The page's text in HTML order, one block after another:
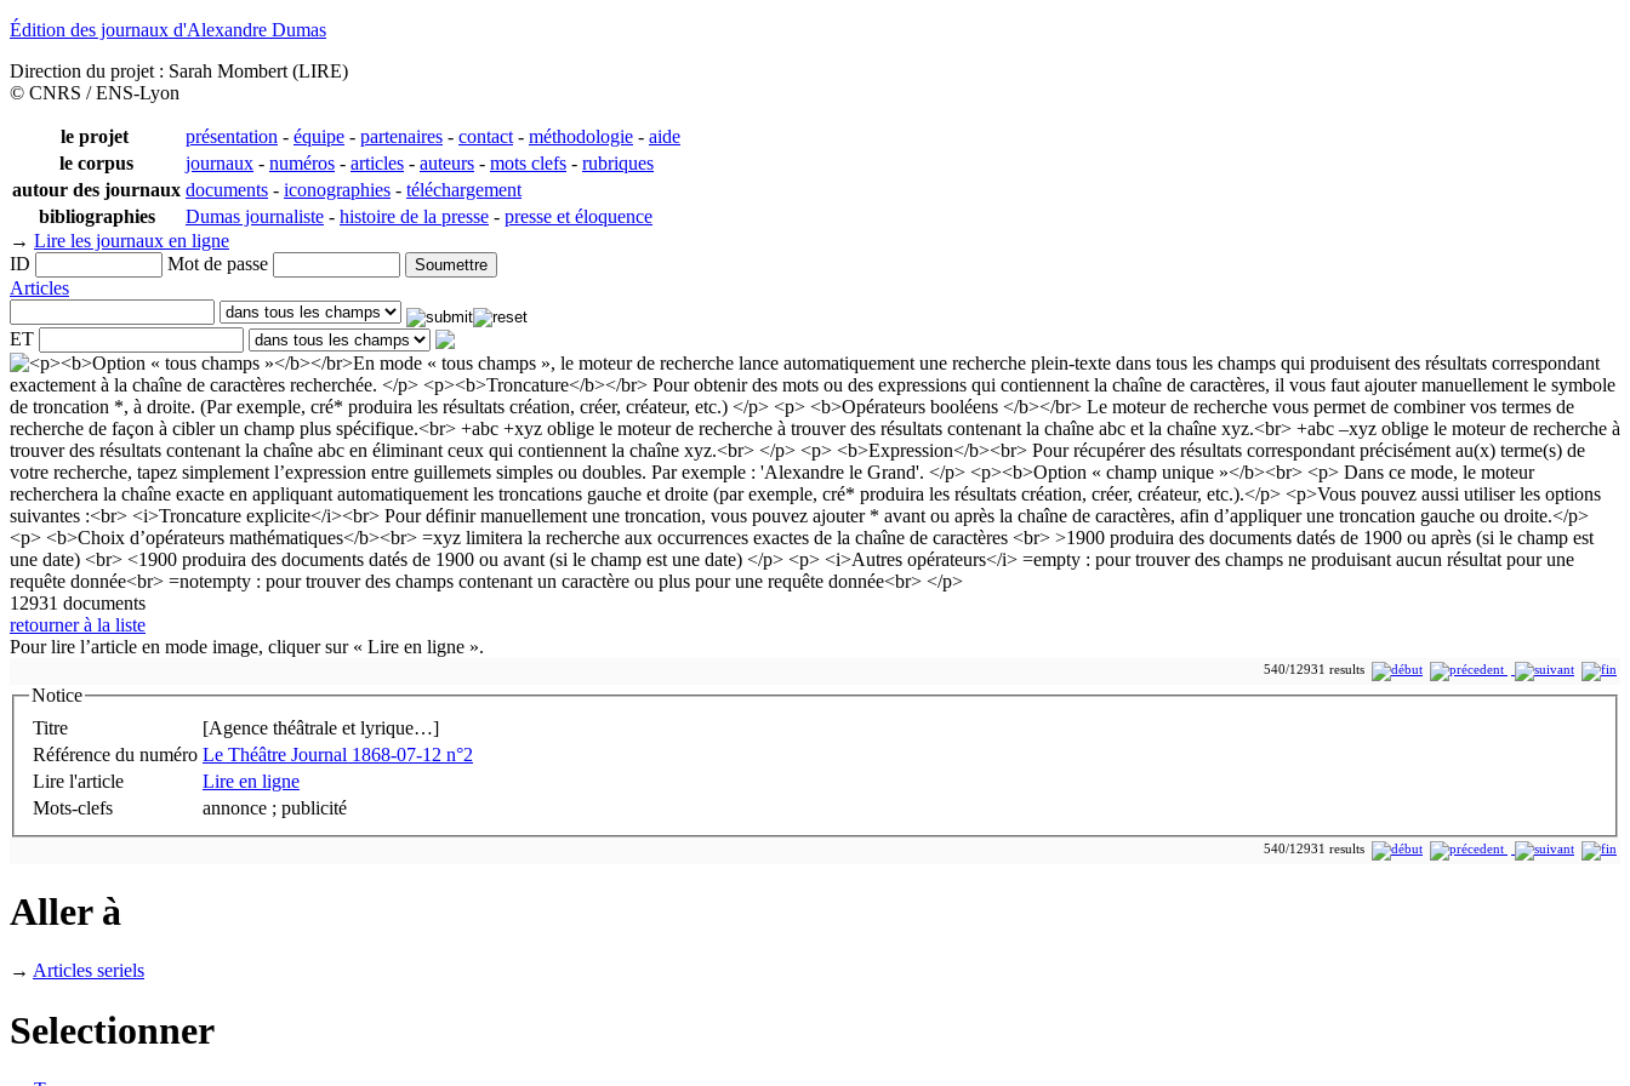
Édition des journaux d'Alexandre Dumas
Direction du projet : Sarah Mombert (LIRE)
© CNRS / ENS-Lyon
le projet présentation - équipe - partenaires - contact - méthodologie - aide
le corpus
journaux - numéros - articles - auteurs - mots clefs - rubriques
autour des journaux documents - iconographies - téléchargement
bibliographies
Dumas journaliste - histoire de la presse - presse et éloquence
→ Lire les journaux en ligne
ID
Mot de passe
Articles
ET
12931 documents
retourner à la liste
Pour lire l’article en mode image, cliquer sur « Lire en ligne ».
540/12931 results
Notice
Titre
[Agence théâtrale et lyrique…]
Référence du numéro Le Théâtre Journal 1868-07-12 n°2
Lire l'article
Lire en ligne
Mots-clefs
annonce ; publicité
540/12931 results
Aller à
→ Articles seriels
Selectionner